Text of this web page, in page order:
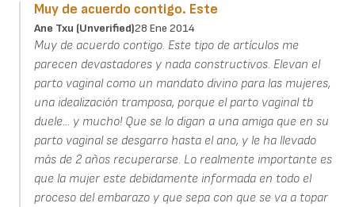
Muy de acuerdo contigo. Este
Ane Txu (unverified)28 Ene 2014
Muy de acuerdo contigo. Este tipo de artículos me
parecen devastadores y nada constructivos. Elevan el
parto vaginal como un mandato divino para las mujeres,
una idealización tramposa, porque el parto vaginal tb
duele... y mucho! Que se lo digan a una amiga que en su
parto vaginal se desgarro hasta el ano, y le ha llevado
más de 2 años recuperarse. Lo realmente importante es
que la mujer este debidamente informada en todo el
proceso del embarazo y que sepa con que se va a topar